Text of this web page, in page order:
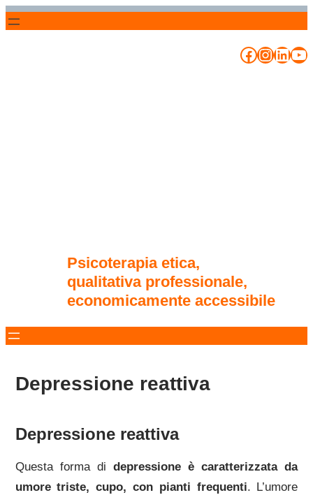
Vai
Facebook
Psicoterapia etica,
qualitativa professionale,
economicamente accessibile
Depressione reattiva
Depressione reattiva
Questa forma di depressione è caratterizzata da
umore triste, cupo, con pianti frequenti. L’umore